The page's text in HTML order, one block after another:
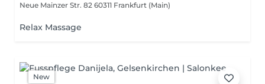
Neue Mainzer Str. 82 60311 Frankfurt (Main)
Relax Massage
New